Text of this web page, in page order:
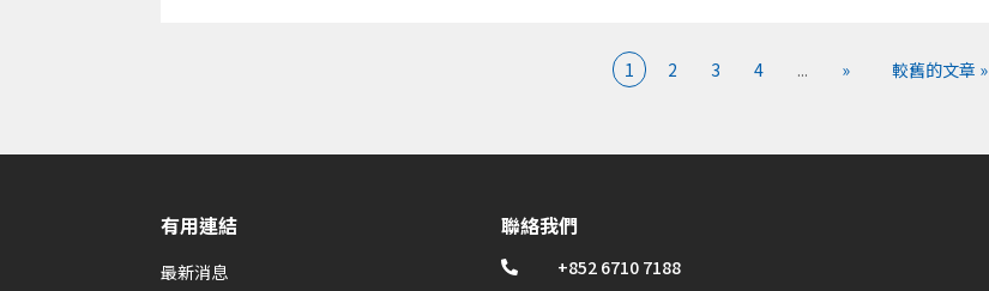
1 2 3 4 ... » 較舊的文章 »
有用連結
最新消息
聯絡我們
 +852 6710 7188